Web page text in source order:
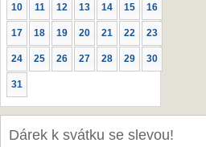
10 11 12 13 14 15 16
17 18 19 20 21 22 23
24 25 26 27 28 29 30
31
Dárek k svátku se slevou!